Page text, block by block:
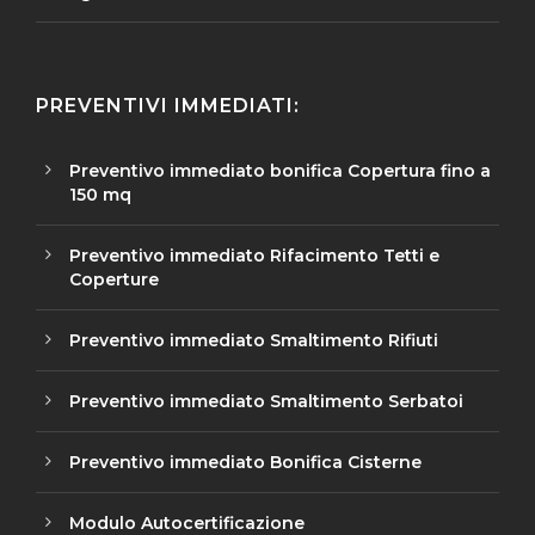
PREVENTIVI IMMEDIATI:
Preventivo immediato bonifica Copertura fino a
150 mq
Preventivo immediato Rifacimento Tetti e
Coperture
Preventivo immediato Smaltimento Rifiuti
Preventivo immediato Smaltimento Serbatoi
Preventivo immediato Bonifica Cisterne
Modulo Autocertificazione